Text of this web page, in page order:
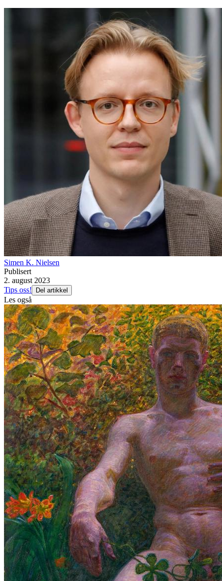
Simen K. Nielsen
Publisert
2. august 2023
Tips oss!
Del artikkel
Les også